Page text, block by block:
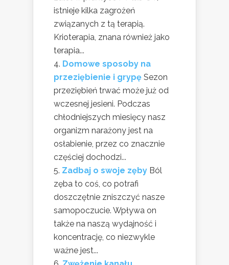
istnieje kilka zagrożeń
związanych z tą terapią.
Krioterapia, znana również jako
terapia...
Domowe sposoby na
przeziębienie i grypę Sezon
przeziębień trwać może już od
wczesnej jesieni. Podczas
chłodniejszych miesięcy nasz
organizm narażony jest na
osłabienie, przez co znacznie
częściej dochodzi...
Zadbaj o swoje zęby Ból
zęba to coś, co potrafi
doszczętnie zniszczyć nasze
samopoczucie. Wpływa on
także na naszą wydajność i
koncentrację, co niezwykle
ważne jest...